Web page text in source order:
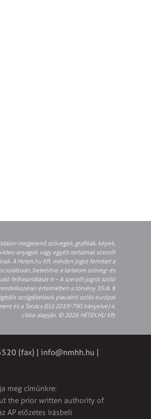
megjelenő szövegek, grafikák, képek,
anyagok vagy egyéb tartalmak szerzői
A Hetek.hu Kft. minden jogot fenntart a
beleértve a tartalom szöveg- és
felhasználását is – A szerzői jogról szóló
értelmében a törvény 35/A. §
szolgáltatások piacairól szóló európai
és a Tanács (EU) 2019/790 Irányelve) 4.
cikke alapján. © 2026 HETEK.HU Kft.
(fax) | info@nmhh.hu |
meg címünkre:
the prior written authority of
AP előzetes írásbeli